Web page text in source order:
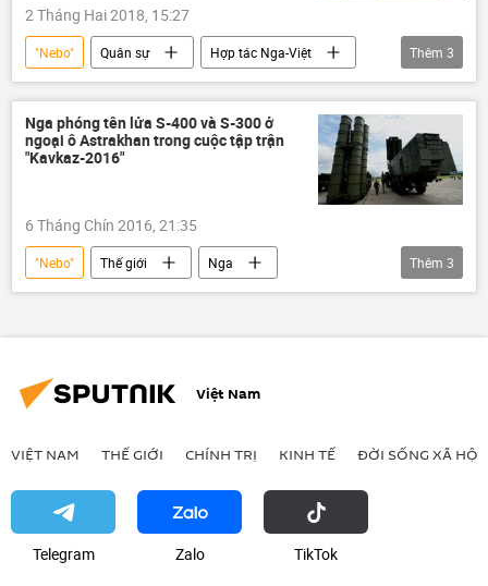
2 Tháng Hai 2018, 15:27
"Nebo" Quân sự
Hợp tác Nga-Việt
Việt Nam
Phòng Không-Không Quân VN
Radar
Thêm 3
Nga phóng tên lửa S-400 và S-300 ở
ngoại ô Astrakhan trong cuộc tập trận
"Kavkaz-2016"
6 Tháng Chín 2016, 21:35
"Nebo" Thế giới
Nga
Astrakhan
tập trận "Kavkaz-2016"
Thêm 3
Việt Nam
VIỆT NAM THẾ GIỚI CHÍNH TRỊ KINH TẾ ĐỜI SỐNG XÃ HỘI
Telegram Zalo ТikТоk